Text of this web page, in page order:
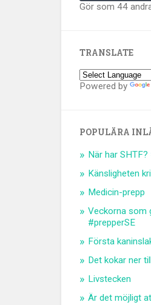
Gör som 44
TRANSLATE
Powered by
POPULÄRA
När har
Känsligheten
Medicin-prepp
Veckorna som
#prepperSE
Första
Det kokar ner
Livstecken
Är det möjligt